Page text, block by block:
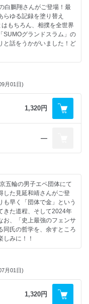
白鵬翔さんがご登場！最
ゆる記録を塗り替え
もちろん、相撲を全世界
SUMOグランドスラム」の
と話をうかがいました！ど
月01日)
1,320円
―
五輪の男子エペ団体にて
した見延和靖さんがご登
早く「団体で金」という
きた道程、そして2024年
お、「史上最強のフェンサ
同氏の哲学を、余すところ
みに！！
月01日)
1,320円